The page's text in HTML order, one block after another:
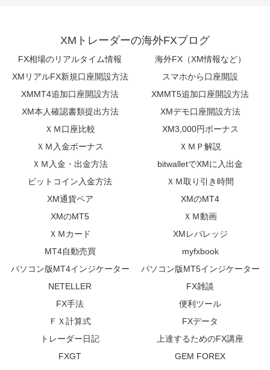
XMトレーダーの海外FXブログ
FX相場のリアルタイム情報
海外FX（XM情報など）
XMリアルFX新規口座開設方法
スマホから口座開設
XMMT4追加口座開設方法
XMMT5追加口座開設方法
XM本人確認書類提出方法
XMデモ口座開設方法
ＸＭ口座比較
XM3,000円ボーナス
ＸＭ入金ボーナス
ＸＭＰ解説
ＸＭ入金・出金方法
bitwalletでXMに入出金
ビットコイン入金方法
ＸＭ取り引き時間
XM通貨ペア
XMのMT4
XMのMT5
ＸＭ動画
ＸＭカード
XMレバレッジ
MT4自動売買
myfxbook
パソコン版MT4インジケーター
パソコン版MT5インジケーター
NETELLER
FX雑談
FX手法
便利ツール
ＦＸ計算式
FXデータ
トレーダー日記
上達するためのFX講座
FXGT
GEM FOREX